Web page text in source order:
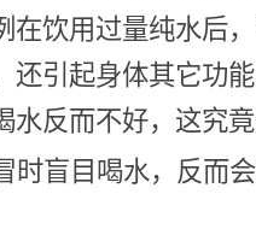
在饮用过量纯水后
还引起身体其它功
水反而不好，这究
时盲目喝水，反而